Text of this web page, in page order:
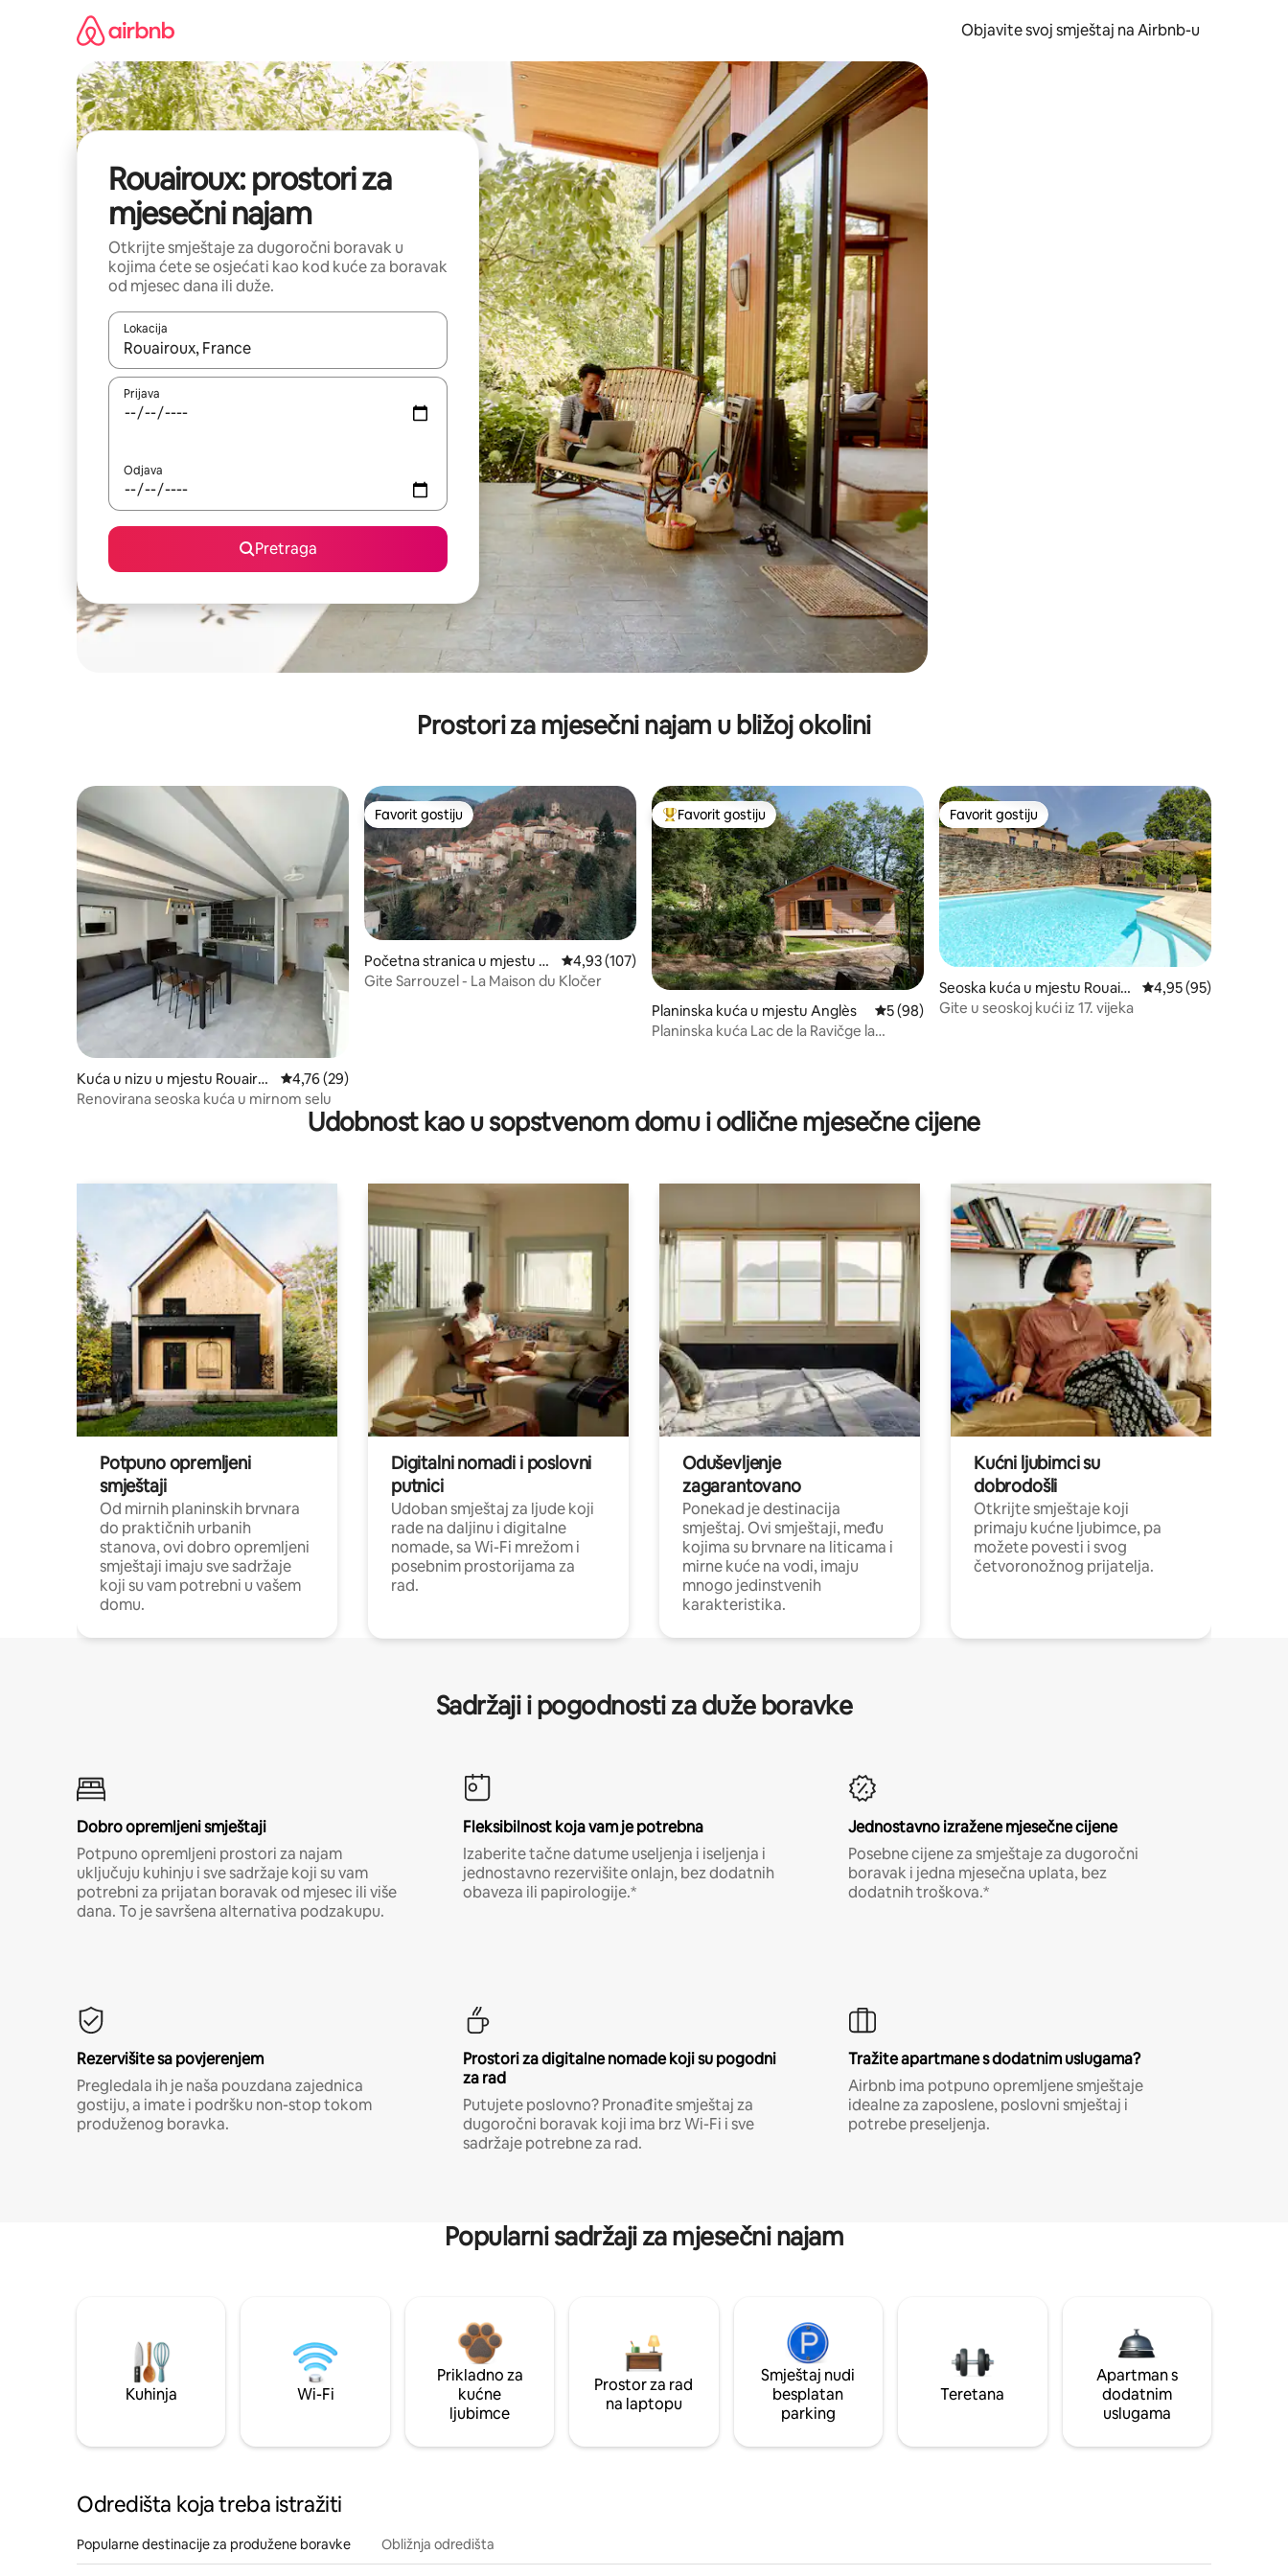
Objavite svoj smještaj na Airbnb-u
Rouairoux: prostori za
mjesečni najam
Otkrijte smještaje za dugoročni boravak u
kojima ćete se osjećati kao kod kuće za boravak
od mjesec dana ili duže.
Lokacija
Kad su rezultati dostupni, možete da se krećete kroz njih pomoću strelica nagore i nadolje, kao i da ih istražujte dodirom ili prevlačenjem.
Prijava
Odjava
Pretraga
Prostori za mjesečni najam u bližoj okolini
Kuća u nizu u mjestu Rouairo
ux
prosječna ocjena 4,76 od 5, recenzija: 29
4,76 (29)
Renovirana seoska kuća u mirnom selu
Favorit gostiju
Favorit gostiju
Početna stranica u mjestu F
errals-les-Montagnes
prosječna ocjena 4,93 od 5, recenzija: 107
4,93 (107)
Gite Sarrouzel - La Maison du Kločer
Glavni favorit gostiju
Favorit gostiju
Planinska kuća u mjestu Anglès prosječna ocjena 5 od 5, recenzija: 98
5 (98)
Planinska kuća Lac de la Ravičge la
Favorit gostiju
Favorit gostiju
Seoska kuća u mjestu Rouairo
ux
prosječna ocjena
4,95 (95)
Gite u seoskoj kući iz 17. vijeka
Udobnost kao u sopstvenom domu i odlične mjesečne cijene
Potpuno opremljeni
smještaji
Od mirnih planinskih brvnara
do praktičnih urbanih
stanova, ovi dobro opremljeni
smještaji imaju sve sadržaje
koji su vam potrebni u vašem
domu.
Digitalni nomadi i poslovni
putnici
Udoban smještaj za ljude koji
rade na daljinu i digitalne
nomade, sa Wi-Fi mrežom i
posebnim prostorijama za
rad.
Oduševljenje
zagarantovano
Ponekad je destinacija
smještaj. Ovi smještaji, među
kojima su brvnare na liticama i
mirne kuće na vodi, imaju
mnogo jedinstvenih
karakteristika.
Kućni ljubimci su
dobrodošli
Otkrijte smještaje koji
primaju kućne ljubimce, pa
možete povesti i svog
četvoronožnog prijatelja.
Sadržaji i pogodnosti za duže boravke
Dobro opremljeni smještaji
Potpuno opremljeni prostori za najam
uključuju kuhinju i sve sadržaje koji su vam
potrebni za prijatan boravak od mjesec ili više
dana. To je savršena alternativa podzakupu.
Fleksibilnost koja vam je potrebna
Izaberite tačne datume useljenja i iseljenja i
jednostavno rezervišite onlajn, bez dodatnih
obaveza ili papirologije.*
Jednostavno izražene mjesečne cijene
Posebne cijene za smještaje za dugoročni
boravak i jedna mjesečna uplata, bez
dodatnih troškova.*
Rezervišite sa povjerenjem
Pregledala ih je naša pouzdana zajednica
gostiju, a imate i podršku non-stop tokom
produženog boravka.
Prostori za digitalne nomade koji su pogodni
za rad
Putujete poslovno? Pronađite smještaj za
dugoročni boravak koji ima brz Wi-Fi i sve
sadržaje potrebne za rad.
Tražite apartmane s dodatnim uslugama?
Airbnb ima potpuno opremljene smještaje
idealne za zaposlene, poslovni smještaj i
potrebe preseljenja.
Popularni sadržaji za mjesečni najam
Kuhinja Wi-Fi
Prikladno za
kućne
ljubimce
Prostor za rad
na laptopu
Smještaj nudi
besplatan
parking
Teretana
Apartman s
dodatnim
uslugama
Odredišta koja treba istražiti
Popularne destinacije za produžene boravke Obližnja odredišta